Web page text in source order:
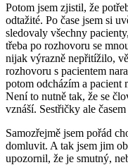
Potom jsem zjistil, že
odtažité. Po čase jsem si
sledovaly všechny
třeba po rozhovoru se
nijak výrazně nepřitížilo,
rozhovoru s pacientem
potom odcházím a pacient
Není to nutně tak, že se
vznáší. Sestřičky ale
Samozřejmě jsem pořád
domluvit. A tak jsem jim
upozornil, že je smutný,